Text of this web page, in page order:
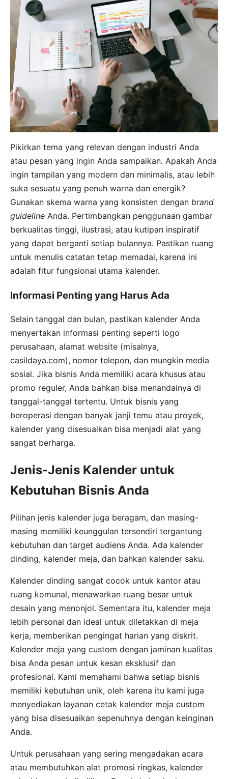
Pikirkan tema yang relevan dengan industri Anda
atau pesan yang ingin Anda sampaikan. Apakah Anda
ingin tampilan yang modern dan minimalis, atau lebih
suka sesuatu yang penuh warna dan energik?
Gunakan skema warna yang konsisten dengan brand
guideline Anda. Pertimbangkan penggunaan gambar
berkualitas tinggi, ilustrasi, atau kutipan inspiratif
yang dapat berganti setiap bulannya. Pastikan ruang
untuk menulis catatan tetap memadai, karena ini
adalah fitur fungsional utama kalender.
Informasi Penting yang Harus Ada
Selain tanggal dan bulan, pastikan kalender Anda
menyertakan informasi penting seperti logo
perusahaan, alamat website (misalnya,
casildaya.com), nomor telepon, dan mungkin media
sosial. Jika bisnis Anda memiliki acara khusus atau
promo reguler, Anda bahkan bisa menandainya di
tanggal-tanggal tertentu. Untuk bisnis yang
beroperasi dengan banyak janji temu atau proyek,
kalender yang disesuaikan bisa menjadi alat yang
sangat berharga.
Jenis-Jenis Kalender untuk
Kebutuhan Bisnis Anda
Pilihan jenis kalender juga beragam, dan masing-
masing memiliki keunggulan tersendiri tergantung
kebutuhan dan target audiens Anda. Ada kalender
dinding, kalender meja, dan bahkan kalender saku.
Kalender dinding sangat cocok untuk kantor atau
ruang komunal, menawarkan ruang besar untuk
desain yang menonjol. Sementara itu, kalender meja
lebih personal dan ideal untuk diletakkan di meja
kerja, memberikan pengingat harian yang diskrit.
Kalender meja yang custom dengan jaminan kualitas
bisa Anda pesan untuk kesan eksklusif dan
profesional. Kami memahami bahwa setiap bisnis
memiliki kebutuhan unik, oleh karena itu kami juga
menyediakan layanan cetak kalender meja custom
yang bisa disesuaikan sepenuhnya dengan keinginan
Anda.
Untuk perusahaan yang sering mengadakan acara
atau membutuhkan alat promosi ringkas, kalender